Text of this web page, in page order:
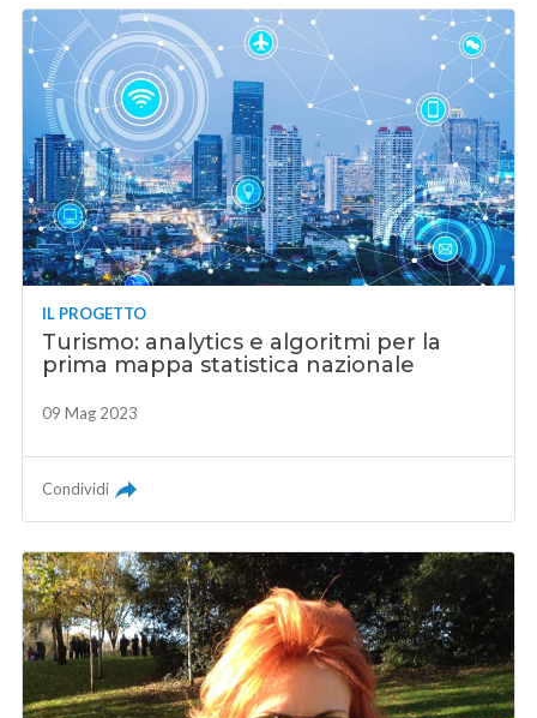
IL PROGETTO
Turismo: analytics e algoritmi per la
prima mappa statistica nazionale
09 Mag 2023
Condividi